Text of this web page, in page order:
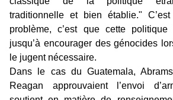
traditionnelle et bien établie."
problème, c’est que cette
jusqu’à encourager des génocides
le jugent nécessaire.
Dans le cas du Guatemala,
Reagan approuvaient l’envoi